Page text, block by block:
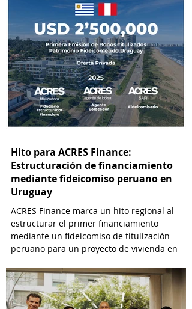
Hito para ACRES Finance:
Estructuración de financiamiento
mediante fideicomiso peruano en
Uruguay
ACRES Finance marca un hito regional al
estructurar el primer financiamiento
mediante un fideicomiso de titulización
peruano para un proyecto de vivienda en